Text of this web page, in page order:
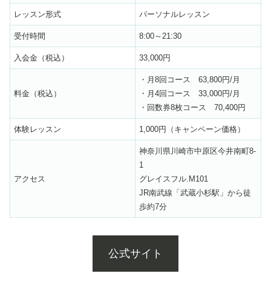
レッスン形式 パーソナルレッスン
受付時間 8:00～21:30
入会金（税込） 33,000円
料金（税込）
・月8回コース 63,800円/月
・月4回コース 33,000円/月
・回数券8枚コース 70,400円
体験レッスン 1,000円（キャンペーン価格）
アクセス
神奈川県川崎市中原区今井南町8-
1
グレイスフル.M101
JR南武線「武蔵小杉駅」から徒
歩約7分
公式サイト